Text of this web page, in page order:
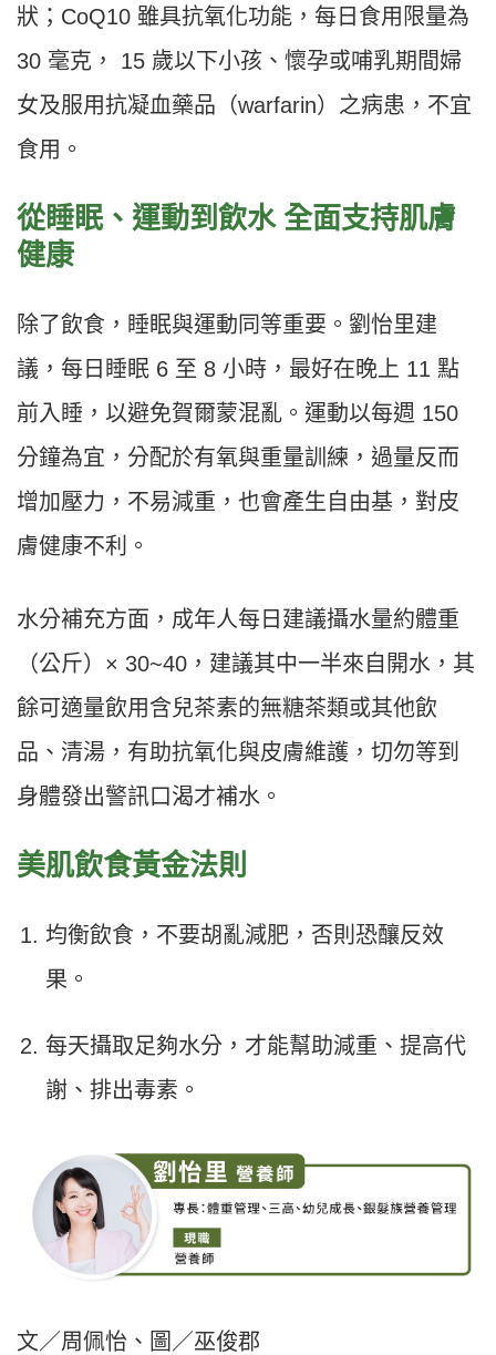
狀；CoQ10 雖具抗氧化功能，每日食用限量為
30 毫克， 15 歲以下小孩、懷孕或哺乳期間婦
女及服用抗凝血藥品（warfarin）之病患，不宜
食用。
從睡眠、運動到飲水 全面支持肌膚
健康
除了飲食，睡眠與運動同等重要。劉怡里建
議，每日睡眠 6 至 8 小時，最好在晚上 11 點
前入睡，以避免賀爾蒙混亂。運動以每週 150
分鐘為宜，分配於有氧與重量訓練，過量反而
增加壓力，不易減重，也會產生自由基，對皮
膚健康不利。
水分補充方面，成年人每日建議攝水量約體重
（公斤）× 30~40，建議其中一半來自開水，其
餘可適量飲用含兒茶素的無糖茶類或其他飲
品、清湯，有助抗氧化與皮膚維護，切勿等到
身體發出警訊口渴才補水。
美肌飲食黃金法則
均衡飲食，不要胡亂減肥，否則恐釀反效
果。
每天攝取足夠水分，才能幫助減重、提高代
謝、排出毒素。
文／周佩怡、圖／巫俊郡